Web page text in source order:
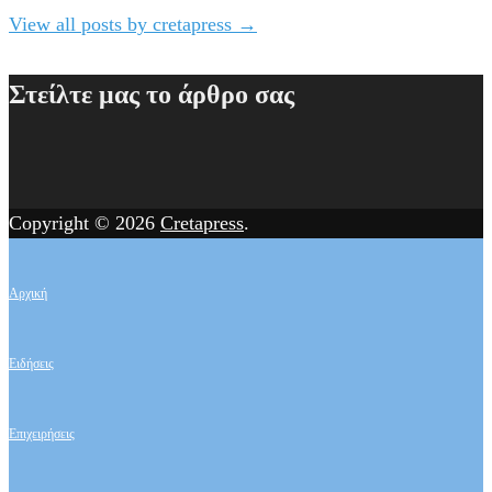
View all posts by cretapress →
Στείλτε μας το άρθρο σας
Copyright © 2026 Cretapress.
Αρχική
Ειδήσεις
Επιχειρήσεις